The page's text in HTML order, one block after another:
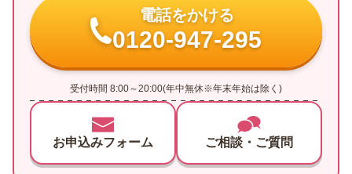
電話をかける
0120-947-295
受付時間 8:00～20:00(年中無休※年末年始は除く)
お申込みフォーム ご相談・ご質問